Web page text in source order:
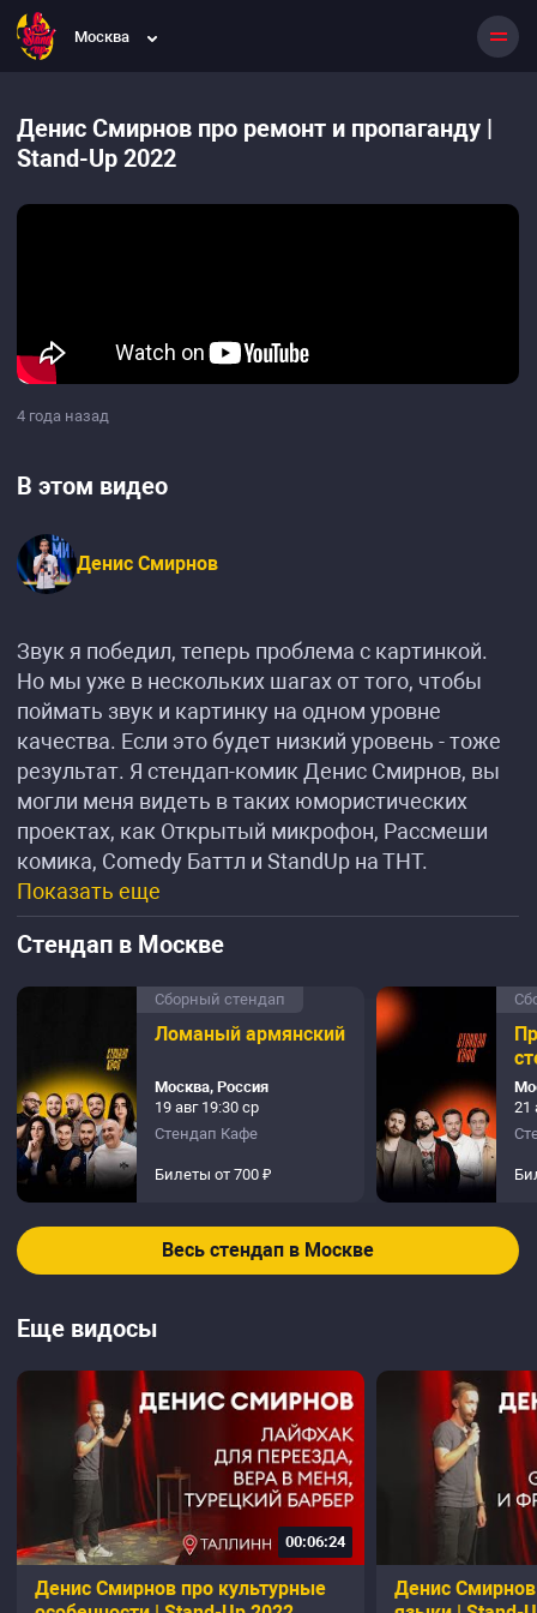
Москва
Денис Смирнов про ремонт и пропаганду |
Stand-Up 2022
4 года назад
В этом видео
Денис Смирнов
Звук я победил, теперь проблема с картинкой.
Но мы уже в нескольких шагах от того, чтобы
поймать звук и картинку на одном уровне
качества. Если это будет низкий уровень - тоже
результат. Я стендап-комик Денис Смирнов, вы
могли меня видеть в таких юмористических
проектах, как Открытый микрофон, Рассмеши
комика, Comedy Баттл и StandUp на ТНТ.
Показать еще
Стендап в Москве
Сборный стендап
Ломаный армянский
Москва, Россия
19 авг 19:30 ср
Стендап Кафе
Билеты от 700 ₽
21
Весь стендап в Москве
Еще видосы
00:06:24
Денис Смирнов про культурные
Денис